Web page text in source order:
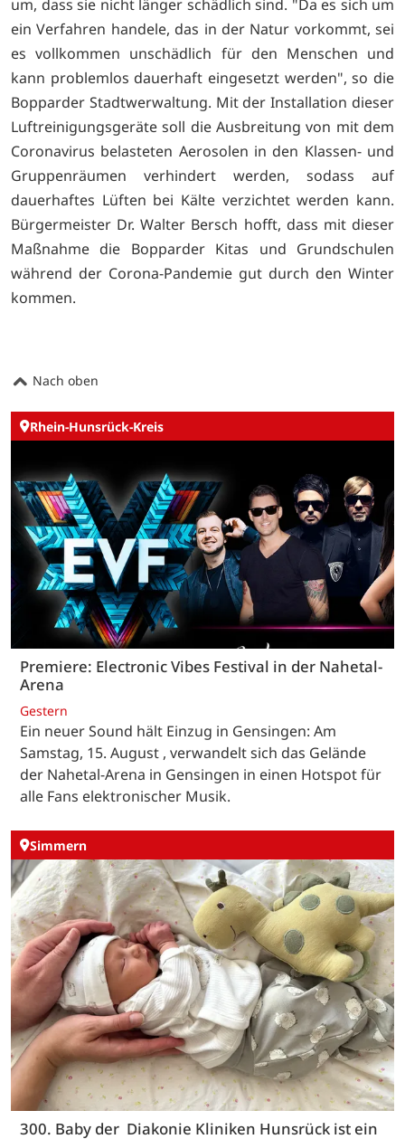
um, dass sie nicht länger schädlich sind. "Da es sich um
ein Verfahren handele, das in der Natur vorkommt, sei
es vollkommen unschädlich für den Menschen und
kann problemlos dauerhaft eingesetzt werden", so die
Bopparder Stadtwerwaltung. Mit der Installation dieser
Luftreinigungsgeräte soll die Ausbreitung von mit dem
Coronavirus belasteten Aerosolen in den Klassen- und
Gruppenräumen verhindert werden, sodass auf
dauerhaftes Lüften bei Kälte verzichtet werden kann.
Bürgermeister Dr. Walter Bersch hofft, dass mit dieser
Maßnahme die Bopparder Kitas und Grundschulen
während der Corona-Pandemie gut durch den Winter
kommen.
Nach oben
Rhein-Hunsrück-Kreis
Premiere: Electronic Vibes Festival in der Nahetal-
Arena
Gestern
Ein neuer Sound hält Einzug in Gensingen: Am
Samstag, 15. August , verwandelt sich das Gelände
der Nahetal-Arena in Gensingen in einen Hotspot für
alle Fans elektronischer Musik.
Simmern
300. Baby der Diakonie Kliniken Hunsrück ist ein